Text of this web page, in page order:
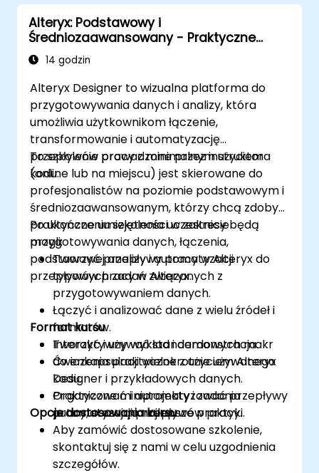
Alteryx: Podstawowy i
Średniozaawansowany - Praktyczne
Przygotowanie Danych i Automatyzacja
14 godzin
Alteryx Designer to wizualna platforma do
przygotowywania danych i analizy, która
umożliwia użytkownikom łączenie,
transformowanie i automatyzację
przepływów pracy z minimalnym użyciem
kodu.
To szkolenie prowadzone przez instruktora
(online lub na miejscu) jest skierowane do
profesjonalistów na poziomie podstawowym i
średniozaawansowanym, którzy chcą zdobyć
praktyczne umiejętności w zakresie
przygotowywania danych, łączenia,
podstawowej analizy i automatyzacji
przepływów pracy w Alteryx.
Po ukończeniu szkolenia uczestnicy będą
mogli:
Tworzyć przepływy pracy w Alteryx do
typowych zadań związanych z
przygotowywaniem danych.
Łączyć i analizować dane z wielu źródeł i
formatów.
Tworzyć i używać standardowych makr
do enkapsulacji wielokrotnie używanego
kodu.
Organizować i automatyzować przepływy
pracy, stosując najlepsze praktyki.
Format kursu
Interaktywny wykład i demonstracja.
Ćwiczenia praktyczne z użyciem Alteryx
Designer i przykładowych danych.
Praktyczne miniprojekty i zadania
automatyzacji przepływów pracy.
Opcje dostosowania kursu
Aby zamówić dostosowane szkolenie,
skontaktuj się z nami w celu uzgodnienia
szczegółów.